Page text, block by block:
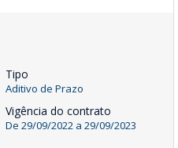
Tipo
Aditivo de Prazo
Vigência do contrato
De 29/09/2022 a 29/09/2023